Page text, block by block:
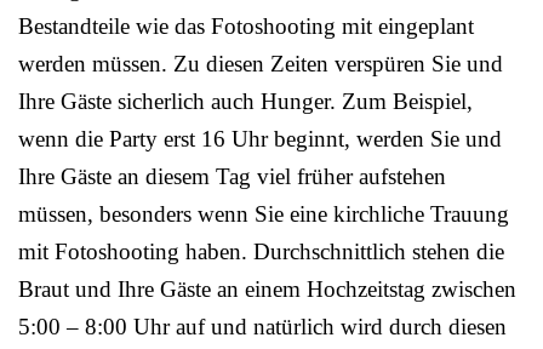
Bestandteile wie das Fotoshooting mit eingeplant
werden müssen. Zu diesen Zeiten verspüren Sie und
Ihre Gäste sicherlich auch Hunger. Zum Beispiel,
wenn die Party erst 16 Uhr beginnt, werden Sie und
Ihre Gäste an diesem Tag viel früher aufstehen
müssen, besonders wenn Sie eine kirchliche Trauung
mit Fotoshooting haben. Durchschnittlich stehen die
Braut und Ihre Gäste an einem Hochzeitstag zwischen
5:00 – 8:00 Uhr auf und natürlich wird durch diesen